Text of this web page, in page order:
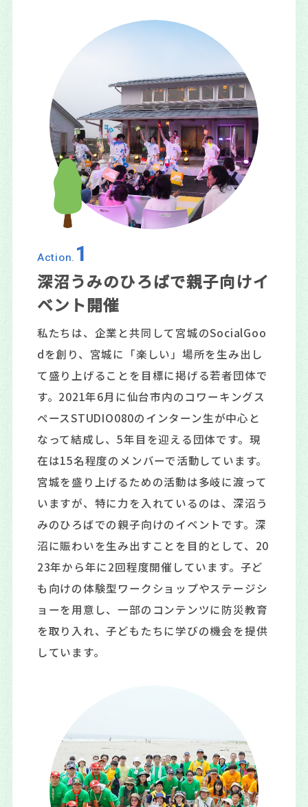
Action. 1
深沼うみのひろばで親子向けイ
ベント開催
私たちは、企業と共同して宮城のSocialGoo
dを創り、宮城に「楽しい」場所を生み出し
て盛り上げることを目標に掲げる若者団体で
す。2021年6月に仙台市内のコワーキングス
ペースSTUDIO080のインターン生が中心と
なって結成し、5年目を迎える団体です。現
在は15名程度のメンバーで活動しています。
宮城を盛り上げるための活動は多岐に渡って
いますが、特に力を入れているのは、深沼う
みのひろばでの親子向けのイベントです。深
沼に賑わいを生み出すことを目的として、20
23年から年に2回程度開催しています。子ど
も向けの体験型ワークショップやステージシ
ョーを用意し、一部のコンテンツに防災教育
を取り入れ、子どもたちに学びの機会を提供
しています。